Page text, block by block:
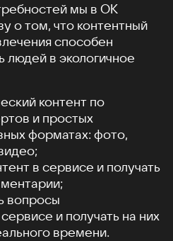
мы в ОК
о том, что контентный
способен
людей в экологичное
контент по
и простых
форматах: фото,
в сервисе и получать
вопросы
и получать на них
времени.